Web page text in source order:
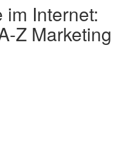
Internet:
Z Marketing